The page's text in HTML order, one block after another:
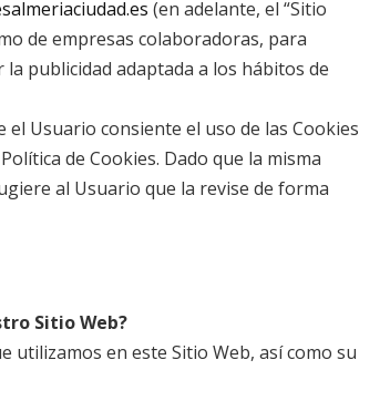
(en adelante, el “Sitio
de empresas colaboradoras, para
publicidad adaptada a los hábitos de
Usuario consiente el uso de las Cookies
de Cookies. Dado que la misma
al Usuario que la revise de forma
Sitio Web?
utilizamos en este Sitio Web, así como su